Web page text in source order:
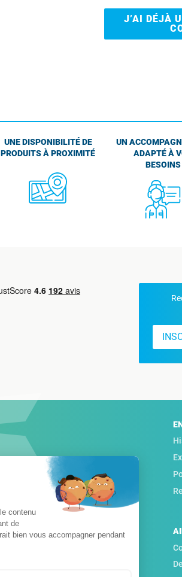
J’AI DÉJÀ
UNE DISPONIBILITÉ DE
PRODUITS À PROXIMITÉ
UN
ADAPTÉ À
BESOINS